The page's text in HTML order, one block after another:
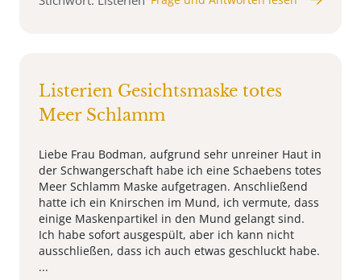
Listerien Gesichtsmaske totes
Meer Schlamm
Liebe Frau Bodman, aufgrund sehr unreiner Haut in
der Schwangerschaft habe ich eine Schaebens totes
Meer Schlamm Maske aufgetragen. Anschließend
hatte ich ein Knirschen im Mund, ich vermute, dass
einige Maskenpartikel in den Mund gelangt sind.
Ich habe sofort ausgespült, aber ich kann nicht
ausschließen, dass ich auch etwas geschluckt habe.
...